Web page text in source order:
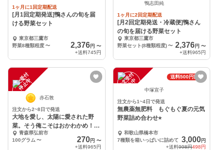
1ヶ月に1回定期配送
[月1回定期発送]鴨さんの旬を届
ける野菜セット
東京都三鷹市
野菜8種類程度〜 2,376円 〜
+送料745円
鴨志田純
1ヶ月に2回定期配送
[月2回定期発送・冷蔵便]鴨さん
の旬を届ける野菜セット
東京都三鷹市
野菜セット(8種類程度) 〜 2,376円 〜
+送料965円
注
文
受
付
停
止
中
赤石敦
注文から2~8日で発送
大地を愛し、太陽に愛された野
菜。そう俺こそはおかわかめ！！
シャキーン!
青森県弘前市
100グラム 〜 270円 〜
+送料965円
注
文
受
付
停
止
中
送料500円割引
中塚宣子
注文から1~4日で発送
無農薬無肥料 もぐもぐ夏の元気
野菜詰め合わせ⭐︎
和歌山県橋本市
7種類を箱いっぱいに詰めて
3,000円
+送料998円498円